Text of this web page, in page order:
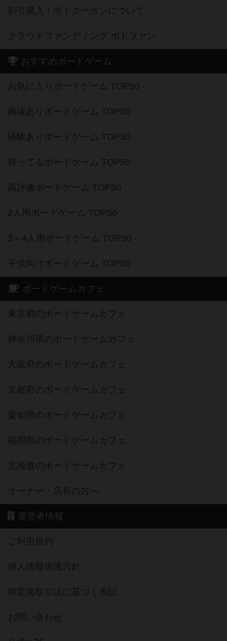
割引購入！ボドクーポンについて
クラウドファンディング ボドファン
おすすめボードゲーム
お気に入りボードゲーム TOP50
興味ありボードゲーム TOP50
経験ありボードゲーム TOP50
持ってるボードゲーム TOP50
高評価ボードゲーム TOP50
2人用ボードゲーム TOP50
3～4人用ボードゲーム TOP50
子供向けボードゲーム TOP50
ボードゲームカフェ
東京都のボードゲームカフェ
神奈川県のボードゲームカフェ
大阪府のボードゲームカフェ
京都府のボードゲームカフェ
愛知県のボードゲームカフェ
福岡県のボードゲームカフェ
北海道のボードゲームカフェ
オーナー・店長の方へ
運営者情報
ご利用規約
個人情報保護方針
特定商取引法に基づく表記
お問い合わせ